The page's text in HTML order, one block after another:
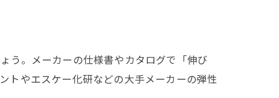
う。メーカーの仕様書やカタログで「伸び
トやエスケー化研などの大手メーカーの弾性